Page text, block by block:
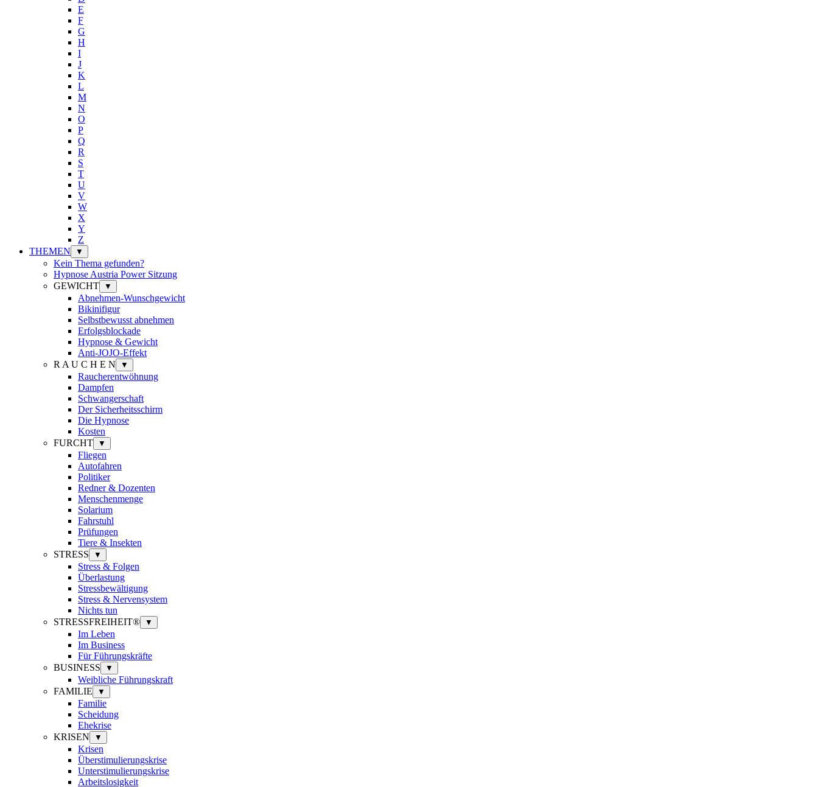
E
F
G
H
I
J
K
L
M
N
O
P
Q
R
S
T
U
V
W
X
Y
Z
THEMEN
▼
Kein Thema gefunden?
Hypnose Austria Power Sitzung
GEWICHT
▼
Abnehmen-Wunschgewicht
Bikinifigur
Selbstbewusst abnehmen
Erfolgsblockade
Hypnose & Gewicht
Anti-JOJO-Effekt
R A U C H E N
▼
Raucherentwöhnung
Dampfen
Schwangerschaft
Der Sicherheitsschirm
Die Hypnose
Kosten
FURCHT
▼
Fliegen
Autofahren
Politiker
Redner & Dozenten
Menschenmenge
Solarium
Fahrstuhl
Prüfungen
Tiere & Insekten
STRESS
▼
Stress & Folgen
Überlastung
Stressbewältigung
Stress & Nervensystem
Nichts tun
STRESSFREIHEIT®
▼
Im Leben
Im Business
Für Führungskräfte
BUSINESS
▼
Weibliche Führungskraft
FAMILIE
▼
Familie
Scheidung
Ehekrise
KRISEN
▼
Krisen
Überstimulierungskrise
Unterstimulierungskrise
Arbeitslosigkeit